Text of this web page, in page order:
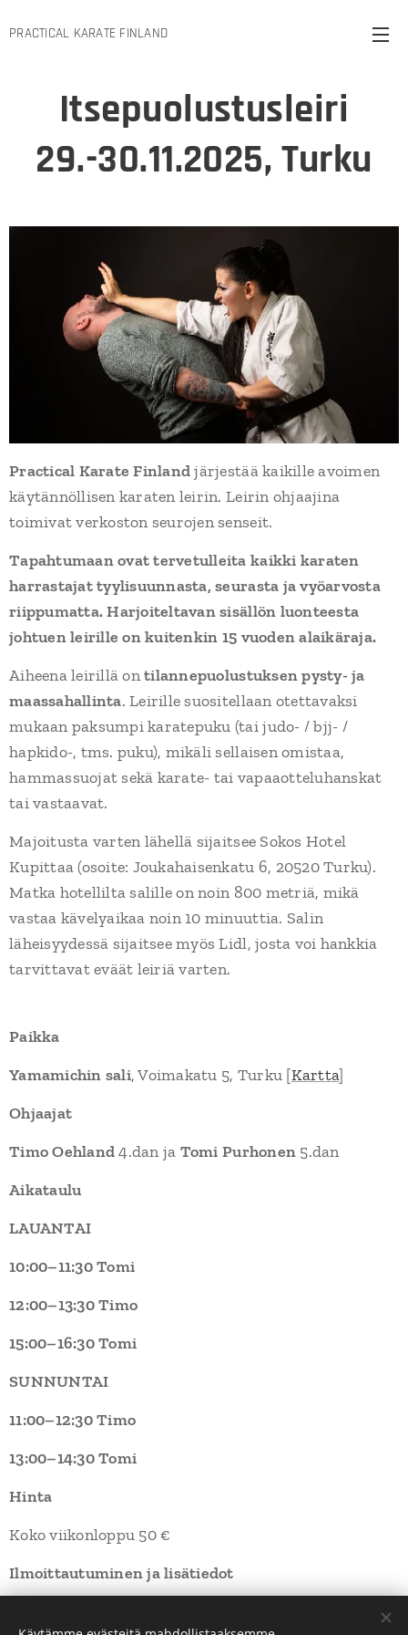
PRACTICAL KARATE FINLAND
Itsepuolustusleiri
29.-30.11.2025, Turku
Practical Karate Finlandjärjestää kaikille avoimen
käytännöllisen karaten leirin. Leirin ohjaajina
toimivat verkoston seurojen senseit.
Tapahtumaan ovat tervetulleita kaikki karaten
harrastajat tyylisuunnasta, seurasta ja vyöarvosta
riippumatta. Harjoiteltavan sisällön luonteesta
johtuen leirille on kuitenkin 15 vuoden alaikäraja.
Aiheena leirillä ontilannepuolustuksen pysty- ja
maassahallinta. Leirille suositellaan otettavaksi
mukaan paksumpi karatepuku (tai judo- / bjj- /
hapkido-, tms. puku), mikäli sellaisen omistaa,
hammassuojat sekä karate- tai vapaaotteluhanskat
tai vastaavat.
Majoitusta varten lähellä sijaitsee Sokos Hotel
Kupittaa (osoite: Joukahaisenkatu 6, 20520 Turku).
Matka hotellilta salille on noin 800 metriä, mikä
vastaa kävelyaikaa noin 10 minuuttia. Salin
läheisyydessä sijaitsee myös Lidl, josta voi hankkia
tarvittavat eväät leiriä varten.
Paikka
Yamamichin sali, Voimakatu 5, Turku [Kartta]
Ohjaajat
Timo Oehland4.dan ja Tomi Purhonen 5.dan
Aikataulu
LAUANTAI
10:00–11:30 Tomi
12:00–13:30 Timo
15:00–16:30 Tomi
SUNNUNTAI
11:00–12:30 Timo
13:00–14:30 Tomi
Hinta
Koko viikonloppu 50 €
Ilmoittautuminen ja lisätiedot